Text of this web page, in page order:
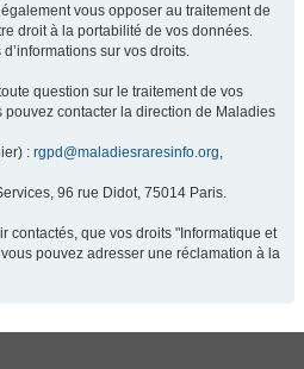
vous opposer au traitement de
droit à la portabilité de vos données.
sur vos droits.
question sur le traitement de vos
contacter la direction de Maladies
: rgpd@maladiesraresinfo.org,
96 rue Didot, 75014 Paris.
contactés, que vos droits "Informatique et
pouvez adresser une réclamation à la